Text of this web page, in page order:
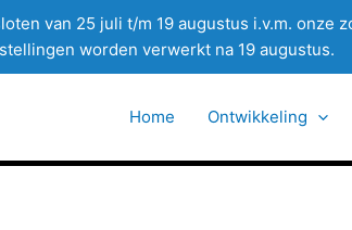
van 25 juli t/m 19 augustus i.v.m. onze
worden verwerkt na 19 augustus.
Home Ontwikkeling